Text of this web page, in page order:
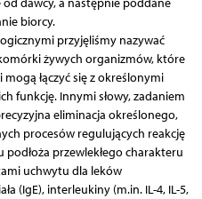
dawcy, a następnie poddane
biorcy.
przyjęliśmy nazywać
żywych organizmów, które
łączyć się z określonymi
funkcję. Innymi słowy, zadaniem
eliminacja określonego,
procesów regulujących reakcję
przewlekłego charakteru
uchwytu dla leków
(IgE), interleu­kiny (m.in. IL-4, IL-5,